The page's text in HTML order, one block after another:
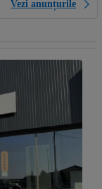
Vezi anunțurile